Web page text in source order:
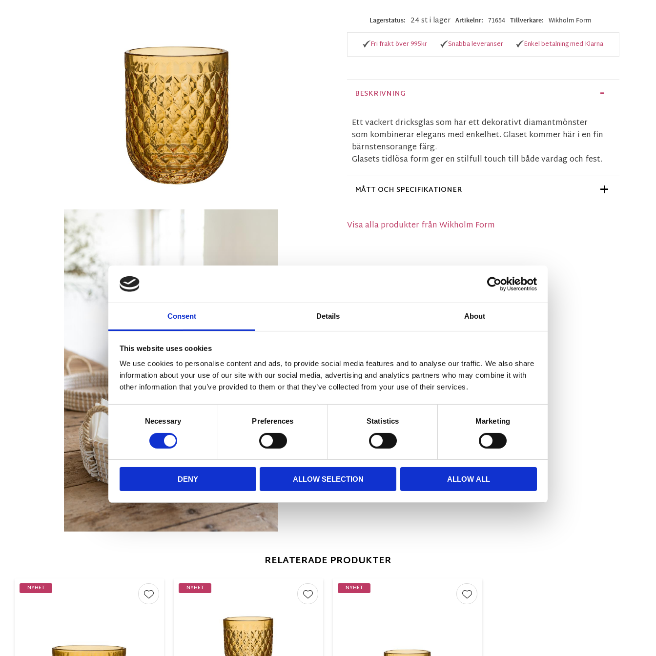
Consent Details About
This website uses cookies
We use cookies to personalise content and ads, to provide social media features and to analyse our traffic. We also share
information about your use of our site with our social media, advertising and analytics partners who may combine it with
other information that you’ve provided to them or that they’ve collected from your use of their services.
Consent
Necessary Preferences Statistics Marketing
DENY ALLOW SELECTION ALLOW ALL
Lagerstatus 24 st i lager Artikelnr 71654 Tillverkare Wikholm Form
Fri frakt över 995kr Snabba leveranser Enkel betalning med Klarna
BESKRIVNING
Ett vackert dricksglas som har ett dekorativt diamantmönster
som kombinerar elegans med enkelhet. Glaset kommer här i en fin
bärnstensorange färg.
Glasets tidlösa form ger en stilfull touch till både vardag och fest.
MÅTT OCH SPECIFIKATIONER
Visa alla produkter från Wikholm Form
RELATERADE PRODUKTER
NYHET
Lägg till i favoriter
NYHET
Lägg till i favoriter
NYHET
Lägg till i favoriter